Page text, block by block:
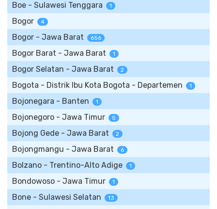
Boe - Sulawesi Tenggara 1
Bogor 4
Bogor - Jawa Barat 656
Bogor Barat - Jawa Barat 1
Bogor Selatan - Jawa Barat 2
Bogota - Distrik Ibu Kota Bogota - Departemen 1
Bojonegara - Banten 1
Bojonegoro - Jawa Timur 5
Bojong Gede - Jawa Barat 2
Bojongmangu - Jawa Barat 6
Bolzano - Trentino-Alto Adige 1
Bondowoso - Jawa Timur 1
Bone - Sulawesi Selatan 13